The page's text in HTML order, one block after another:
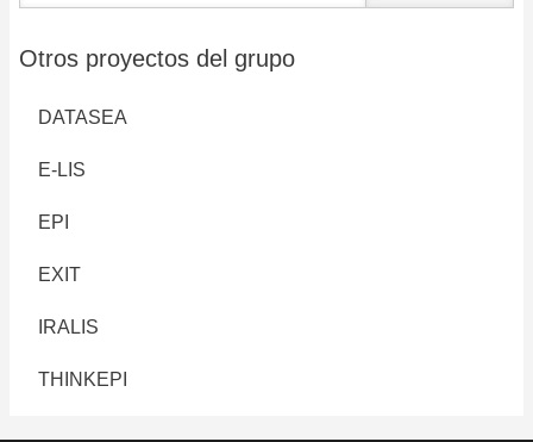
Otros proyectos del grupo
DATASEA
E-LIS
EPI
EXIT
IRALIS
THINKEPI